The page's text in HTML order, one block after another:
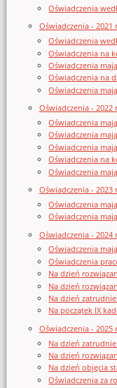
Oświadczenia
Oświadczenia - 2021
Oświadczenia
Oświadczenia na
Oświadczenia
Oświadczenia na
Oświadczenia
Oświadczenia - 2022
Oświadczenia
Oświadczenia
Oświadczenia
Oświadczenia na
Oświadczenia
Oświadczenia - 2023
Oświadczenia
Oświadczenia
Oświadczenia - 2024
Oświadczenia
Oświadczenia
Na dzień
Na dzień
Na dzień
Na początek IX
Oświadczenia - 2025
Na dzień
Na dzień
Na dzień objęcia
Oświadczenia za